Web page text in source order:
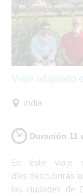
garantizamos!
Viaje adaptado
India
Duración 11
En éste viaje
días descubrirás
las ciudades de